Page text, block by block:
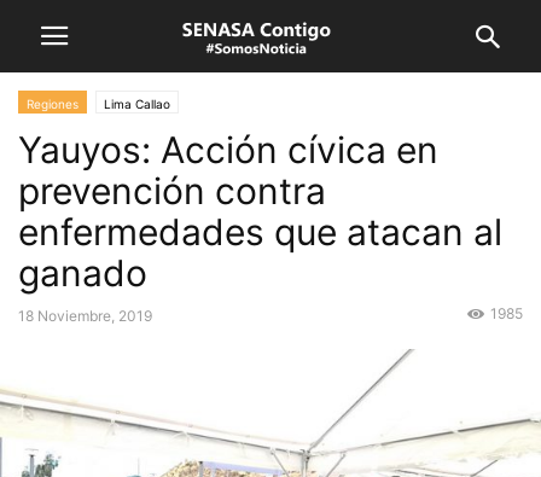
Regiones Lima Callao
Yauyos: Acción cívica en
prevención contra
enfermedades que atacan al
ganado
18 Noviembre, 2019 1985